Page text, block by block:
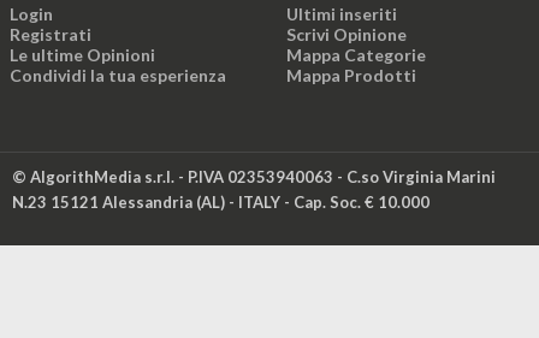
Login
Registrati
Le ultime Opinioni
Condividi la tua esperienza
Ultimi inseriti
Scrivi Opinione
Mappa Categorie
Mappa Prodotti
© AlgorithMedia s.r.l. - P.IVA 02353940063 - C.so Virginia Marini
N.23 15121 Alessandria (AL) - ITALY - Cap. Soc. € 10.000